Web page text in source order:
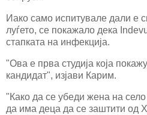
Иако само испитувале дали е
луѓето, се покажало дека
стапката на инфекција.
"Ова е прва студија која
кандидат", изјави Карим.
"Како да се убеди жена на село
да има деца да се заштити